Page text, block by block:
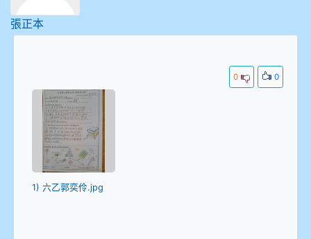
張正本
0 0
1) 六乙郭奕伶.jpg